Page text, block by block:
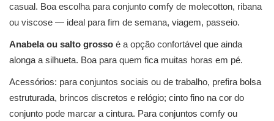
casual. Boa escolha para conjunto comfy de molecotton, ribana
ou viscose — ideal para fim de semana, viagem, passeio.
Anabela ou salto grosso é a opção confortável que ainda
alonga a silhueta. Boa para quem fica muitas horas em pé.
Acessórios: para conjuntos sociais ou de trabalho, prefira bolsa
estruturada, brincos discretos e relógio; cinto fino na cor do
conjunto pode marcar a cintura. Para conjuntos comfy ou